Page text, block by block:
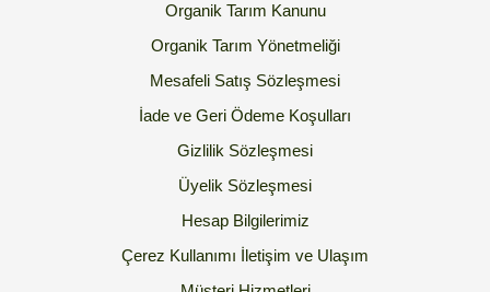
Organik Tarım Kanunu
Organik Tarım Yönetmeliği
Mesafeli Satış Sözleşmesi
İade ve Geri Ödeme Koşulları
Gizlilik Sözleşmesi
Üyelik Sözleşmesi
Hesap Bilgilerimiz
Çerez Kullanımı İletişim ve Ulaşım